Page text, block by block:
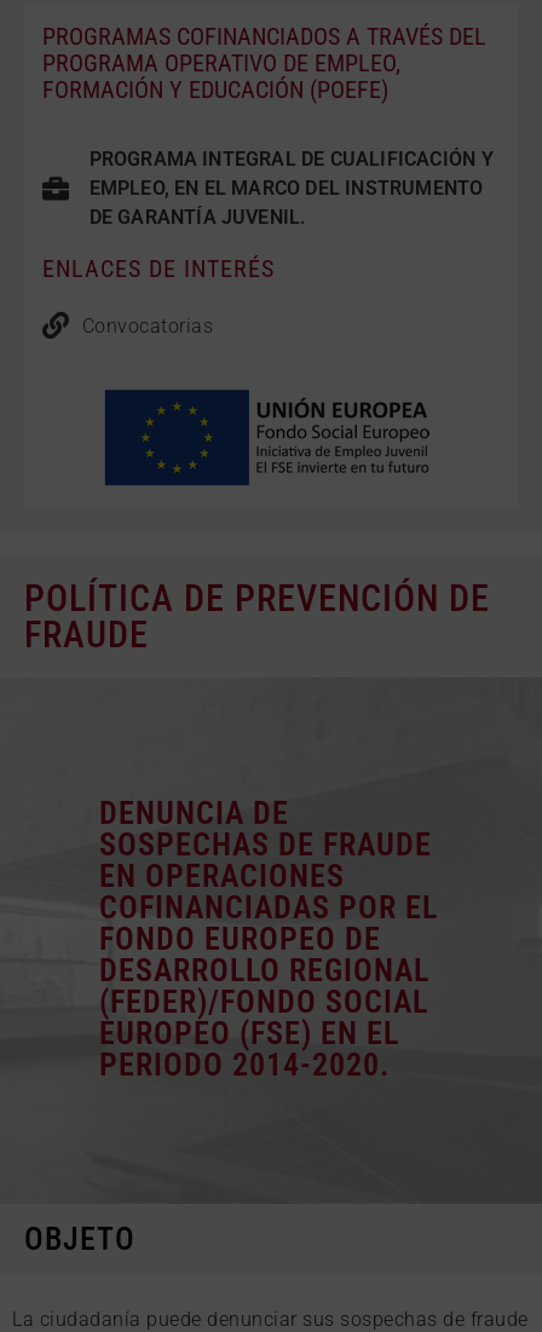
PROGRAMAS COFINANCIADOS A TRAVÉS DEL
PROGRAMA OPERATIVO DE EMPLEO,
FORMACIÓN Y EDUCACIÓN (POEFE)
PROGRAMA INTEGRAL DE CUALIFICACIÓN Y
EMPLEO, EN EL MARCO DEL INSTRUMENTO
DE GARANTÍA JUVENIL.
ENLACES DE INTERÉS
Convocatorias
POLÍTICA DE PREVENCIÓN DE
FRAUDE
DENUNCIA DE
SOSPECHAS DE FRAUDE
EN OPERACIONES
COFINANCIADAS POR EL
FONDO EUROPEO DE
DESARROLLO REGIONAL
(FEDER)/FONDO SOCIAL
EUROPEO (FSE) EN EL
PERIODO 2014-2020.
OBJETO
La ciudadanía puede denunciar sus sospechas de fraude